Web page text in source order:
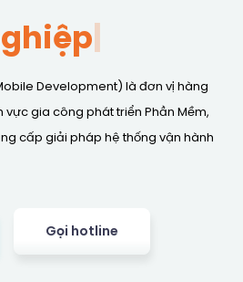
|
Development) là đơn vị hàng
vực gia công phát triển Phần Mềm,
cấp giải pháp hệ thống vận hành
Gọi hotline